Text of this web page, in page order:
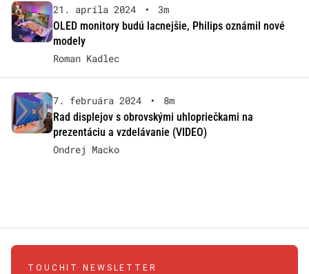
21. apríla 2024 •
3m
OLED monitory budú lacnejšie, Philips oznámil nové
modely
Roman Kadlec
7. februára 2024 •
8m
Rad displejov s obrovskými uhlopriečkami na
prezentáciu a vzdelávanie (VIDEO)
Ondrej Macko
TOUCHIT NEWSLETTER